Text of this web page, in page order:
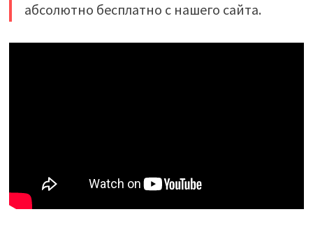
абсолютно бесплатно с нашего сайта.